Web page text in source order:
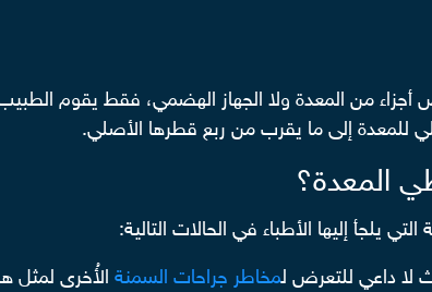
من المعدة ولا الجهاز الهضمي، فقط يقوم
للمعدة إلى ما يقرب من ربع قطرها الأصلي.
المعدة؟
يلجأ إليها الأطباء في الحالات التالية:
مخاطر جراحات السمنةالأُخرى لمثل